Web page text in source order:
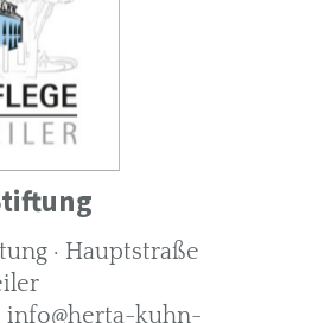
· Hauptstraße
info@herta-kuhn-